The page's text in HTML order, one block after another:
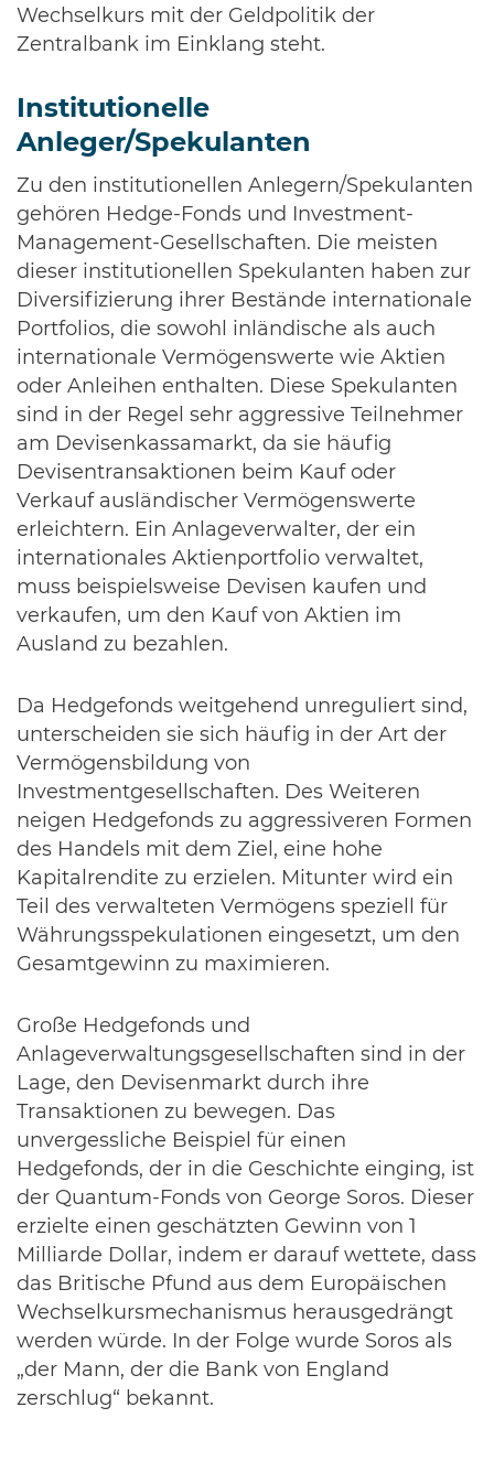
Wechselkurs mit der Geldpolitik der
Zentralbank im Einklang steht.
Institutionelle
Anleger/Spekulanten
Zu den institutionellen Anlegern/Spekulanten
gehören Hedge-Fonds und Investment-
Management-Gesellschaften. Die meisten
dieser institutionellen Spekulanten haben zur
Diversifizierung ihrer Bestände internationale
Portfolios, die sowohl inländische als auch
internationale Vermögenswerte wie Aktien
oder Anleihen enthalten. Diese Spekulanten
sind in der Regel sehr aggressive Teilnehmer
am Devisenkassamarkt, da sie häufig
Devisentransaktionen beim Kauf oder
Verkauf ausländischer Vermögenswerte
erleichtern. Ein Anlageverwalter, der ein
internationales Aktienportfolio verwaltet,
muss beispielsweise Devisen kaufen und
verkaufen, um den Kauf von Aktien im
Ausland zu bezahlen.
Da Hedgefonds weitgehend unreguliert sind,
unterscheiden sie sich häufig in der Art der
Vermögensbildung von
Investmentgesellschaften. Des Weiteren
neigen Hedgefonds zu aggressiveren Formen
des Handels mit dem Ziel, eine hohe
Kapitalrendite zu erzielen. Mitunter wird ein
Teil des verwalteten Vermögens speziell für
Währungsspekulationen eingesetzt, um den
Gesamtgewinn zu maximieren.
Große Hedgefonds und
Anlageverwaltungsgesellschaften sind in der
Lage, den Devisenmarkt durch ihre
Transaktionen zu bewegen. Das
unvergessliche Beispiel für einen
Hedgefonds, der in die Geschichte einging, ist
der Quantum-Fonds von George Soros. Dieser
erzielte einen geschätzten Gewinn von 1
Milliarde Dollar, indem er darauf wettete, dass
das Britische Pfund aus dem Europäischen
Wechselkursmechanismus herausgedrängt
werden würde. In der Folge wurde Soros als
„der Mann, der die Bank von England
zerschlug“ bekannt.